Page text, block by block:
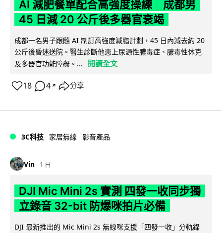
AI 減肥餐單配合高強度操練 成都男
45 日減 20 公斤後多器官衰竭
成都一名男子跟隨 AI 制訂高強度減脂計劃，45 日內減去約 20
公斤後昏迷送院。醫生診斷他患上尿源性膿毒症、膿毒性休克
及多器官功能障礙。...
閱讀全文
18 4 ↗ 分享
3C科技 家居無線 影音產品
Vin 1 日
DJI Mic Mini 2s 實測 四發一收同步獨
立錄音 32-bit 防爆咪拍片必備
DJI 最新推出的 Mic Mini 2s 無線咪支援「四發一收」分軌錄